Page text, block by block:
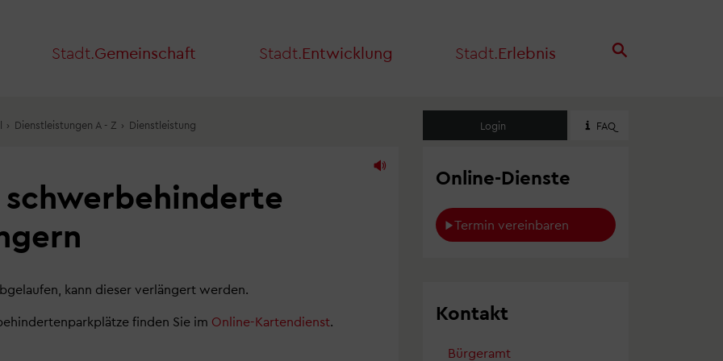
Stadt. Gemeinschaft Stadt. Entwicklung Stadt. Erlebnis
› Dienstleistungen A - Z › Dienstleistung Login FAQ
kann dieser verlängert werden.
finden Sie im Online-Kartendienst.
Online-Dienste
Termin vereinbaren
Kontakt
Bürgeramt